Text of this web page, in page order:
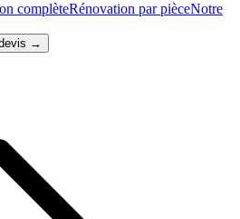
complèteRénovation par pièceNotre
→